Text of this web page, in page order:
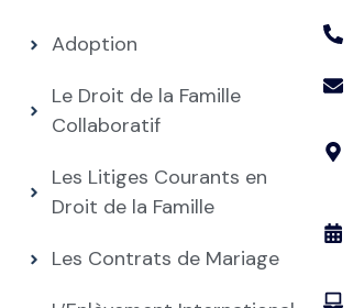
Adoption
Le Droit de la Famille
Collaboratif
Les Litiges Courants en
Droit de la Famille
Les Contrats de Mariage